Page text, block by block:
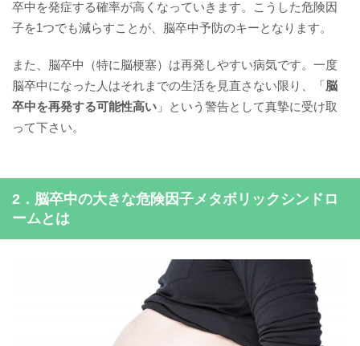
卒中を発症する確率が高くなっていきます。こうした危険因
子を1つでも減らすことが、脳卒中予防のキーとなります。
また、脳卒中（特に脳梗塞）は再発しやすい病気です。一度
脳卒中になった人はそれまでの生活を見直さない限り、「 脳
卒中を再発する可能性高い 」という警告として真摯に受け取
って下さい。
2．脳卒中の大きな危険因子メタボリックシンドロ
ームとは